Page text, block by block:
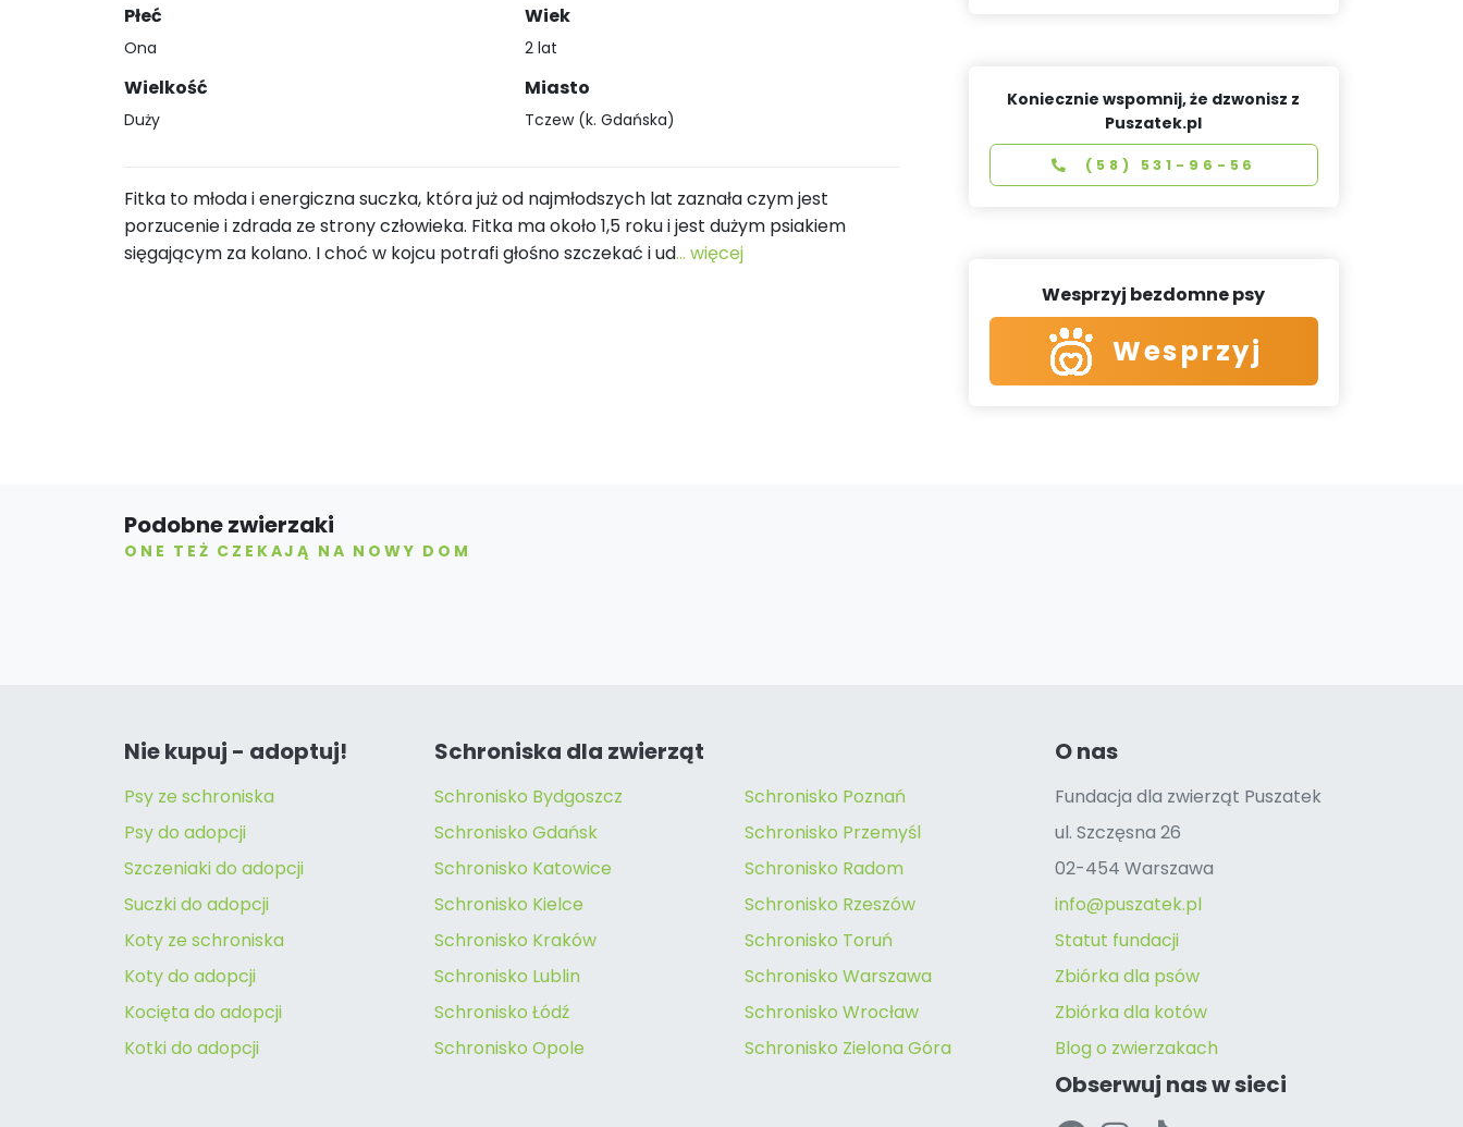
Płeć
Ona
Wielkość
Duży
Wiek
2 lat
Miasto
Tczew (k. Gdańska)
Fitka to młoda i energiczna suczka, która już od najmłodszych lat zaznała czym jest
porzucenie i zdrada ze strony człowieka. Fitka ma około 1,5 roku i jest dużym psiakiem
sięgającym za kolano. I choć w kojcu potrafi głośno szczekać i ud... więcej
Koniecznie wspomnij, że dzwonisz z
Puszatek.pl
(58) 531-96-56
Wesprzyj bezdomne psy
Wesprzyj
Podobne zwierzaki
ONE TEŻ CZEKAJĄ NA NOWY DOM
Nie kupuj - adoptuj!
Psy ze schroniska
Psy do adopcji
Szczeniaki do adopcji
Suczki do adopcji
Koty ze schroniska
Koty do adopcji
Kocięta do adopcji
Kotki do adopcji
Schroniska dla zwierząt
Schronisko Bydgoszcz
Schronisko Gdańsk
Schronisko Katowice
Schronisko Kielce
Schronisko Kraków
Schronisko Lublin
Schronisko Łódź
Schronisko Opole
Schronisko Poznań
Schronisko Przemyśl
Schronisko Radom
Schronisko Rzeszów
Schronisko Toruń
Schronisko Warszawa
Schronisko Wrocław
Schronisko Zielona Góra
O nas
Fundacja dla zwierząt Puszatek
ul. Szczęsna 26
02-454 Warszawa
info@puszatek.pl
Statut fundacji
Zbiórka dla psów
Zbiórka dla kotów
Blog o zwierzakach
Obserwuj nas w sieci